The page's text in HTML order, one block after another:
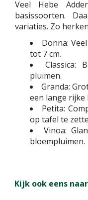
Veel Hebe
basissoorten.
variaties. Zo
Donna:
tot 7 cm.
Classica:
pluimen.
Granda:
een lange rijke
Petita:
op tafel te
Vinoa:
bloempluimen.
Kijk ook eens